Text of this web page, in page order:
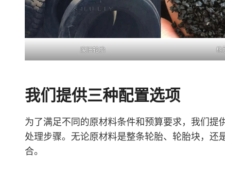
废旧轮胎 橡
我们提供三种配置选项
为了满足不同的原材料条件和预算要求，我们
处理步骤。无论原材料是整条轮胎、轮胎块，还
合。